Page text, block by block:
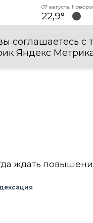
07 августа,
22,9°
соглашаетесь
Яндекс
ждать